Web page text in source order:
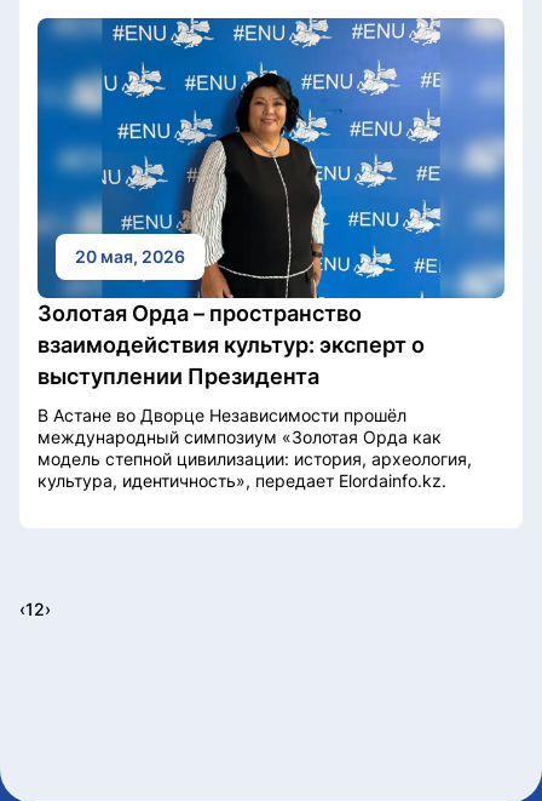
20 мая, 2026
Золотая Орда – пространство
взаимодействия культур: эксперт о
выступлении Президента
В Астане во Дворце Независимости прошёл
международный симпозиум «Золотая Орда как
модель степной цивилизации: история, археология,
культура, идентичность», передает Elordainfo.kz.
‹12›